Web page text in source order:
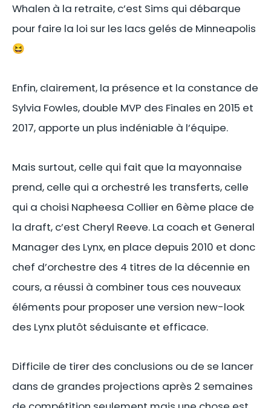
Whalen à la retraite, c’est Sims qui débarque
pour faire la loi sur les lacs gelés de Minneapolis
😆
Enfin, clairement, la présence et la constance de
Sylvia Fowles, double MVP des Finales en 2015 et
2017, apporte un plus indéniable à l’équipe.
Mais surtout, celle qui fait que la mayonnaise
prend, celle qui a orchestré les transferts, celle
qui a choisi Napheesa Collier en 6ème place de
la draft, c’est Cheryl Reeve. La coach et General
Manager des Lynx, en place depuis 2010 et donc
chef d’orchestre des 4 titres de la décennie en
cours, a réussi à combiner tous ces nouveaux
éléments pour proposer une version new-look
des Lynx plutôt séduisante et efficace.
Difficile de tirer des conclusions ou de se lancer
dans de grandes projections après 2 semaines